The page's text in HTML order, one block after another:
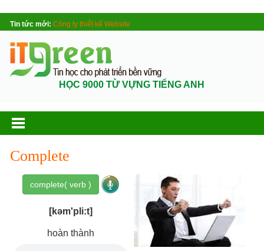
Tin tức mới: Công ty thiết kế Website
HỌC 9000 TỪ VỰNG TIẾNG ANH
Complete
complete( verb )
[kəm'pli:t]
hoàn thành